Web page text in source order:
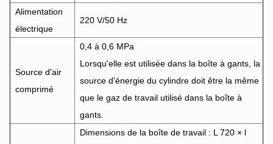
Alimentation
électrique
220 V/50 Hz
Source d'air
comprimé
0,4 à 0,6 MPa
Lorsqu'elle est utilisée dans la boîte à gants, la
source d'énergie du cylindre doit être la même
que le gaz de travail utilisé dans la boîte à
gants.
Dimensions de la boîte de travail : L 720 × l